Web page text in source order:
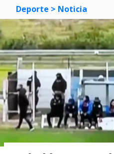
Deporte > Noticia